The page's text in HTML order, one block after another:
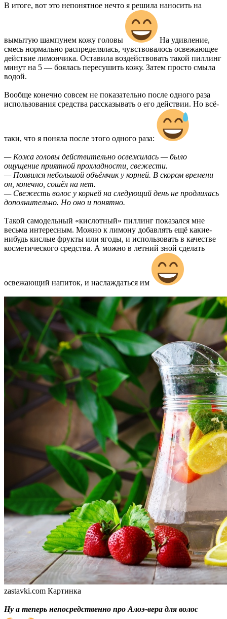
В итоге, вот это непонятное нечто я решила наносить на
вымытую шампунем кожу головы
На удивление,
смесь нормально распределялась, чувствовалось освежающее
действие лимончика. Оставила воздействовать такой пиллинг
минут на 5 — боялась пересушить кожу. Затем просто смыла
водой.
Вообще конечно совсем не показательно после одного раза
использования средства рассказывать о его действии. Но всё-
таки, что я поняла после этого одного раза:
— Кожа головы действительно освежилась — было
ощущение приятной прохладности, свежести.
— Появился небольшой объёмчик у корней. В скором времени
он, конечно, сошёл на нет.
— Свежесть волос у корней на следующий день не продлилась
дополнительно. Но оно и понятно.
Такой самодельный «кислотный» пиллинг показался мне
весьма интересным. Можно к лимону добавлять ещё какие-
нибудь кислые фрукты или ягоды, и использовать в качестве
косметического средства. А можно в летний зной сделать
освежающий напиток, и наслаждаться им
zastavki.com Картинка
Ну а теперь непосредственно про Алоэ-вера для волос